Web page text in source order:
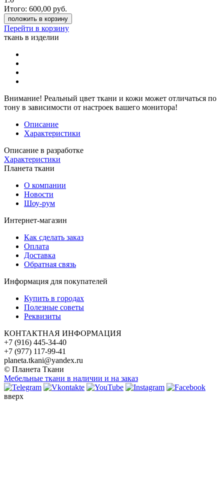
Итого: 600,00 руб.
положить в корзину
Перейти в корзину
ткань в изделии
Внимание! Реальный цвет ткани и кожи может отличаться по
тону в зависимости от настроек вашего монитора!
Описание
Характеристики
Описание в разработке
Характеристики
Планета ткани
О компании
Новости
Шоу-рум
Интернет-магазин
Как сделать заказ
Оплата
Доставка
Обратная связь
Информация для покупателей
Купить в городах
Полезные советы
Реквизиты
КОНТАКТНАЯ ИНФОРМАЦИЯ
+7 (916) 445-34-40
+7 (977) 117-99-41
planeta.tkani@yandex.ru
© Планета Ткани
Мебельные ткани в наличии и на заказ
вверх